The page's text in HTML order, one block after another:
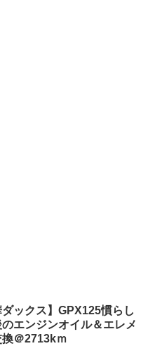
ダックス】GPX125慣らし
エンジンオイル＆エレメ
換＠2713kｍ